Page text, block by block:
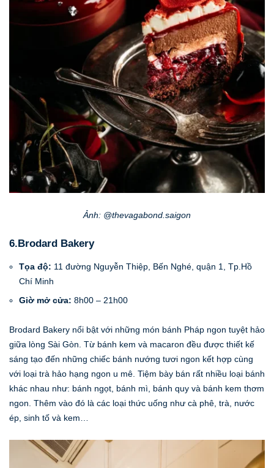
Ảnh: @thevagabond.saigon
6.Brodard Bakery
Tọa độ: 11 đường Nguyễn Thiệp, Bến Nghé, quận 1, Tp.Hồ
Chí Minh
Giờ mở cửa: 8h00 – 21h00
Brodard Bakery nổi bật với những món bánh Pháp ngon tuyệt hảo
giữa lòng Sài Gòn. Từ bánh kem và macaron đều được thiết kế
sáng tạo đến những chiếc bánh nướng tươi ngon kết hợp cùng
với loại trà hảo hạng ngon u mê. Tiệm bày bán rất nhiều loại bánh
khác nhau như: bánh ngọt, bánh mì, bánh quy và bánh kem thơm
ngon. Thêm vào đó là các loại thức uống như cà phê, trà, nước
ép, sinh tố và kem…